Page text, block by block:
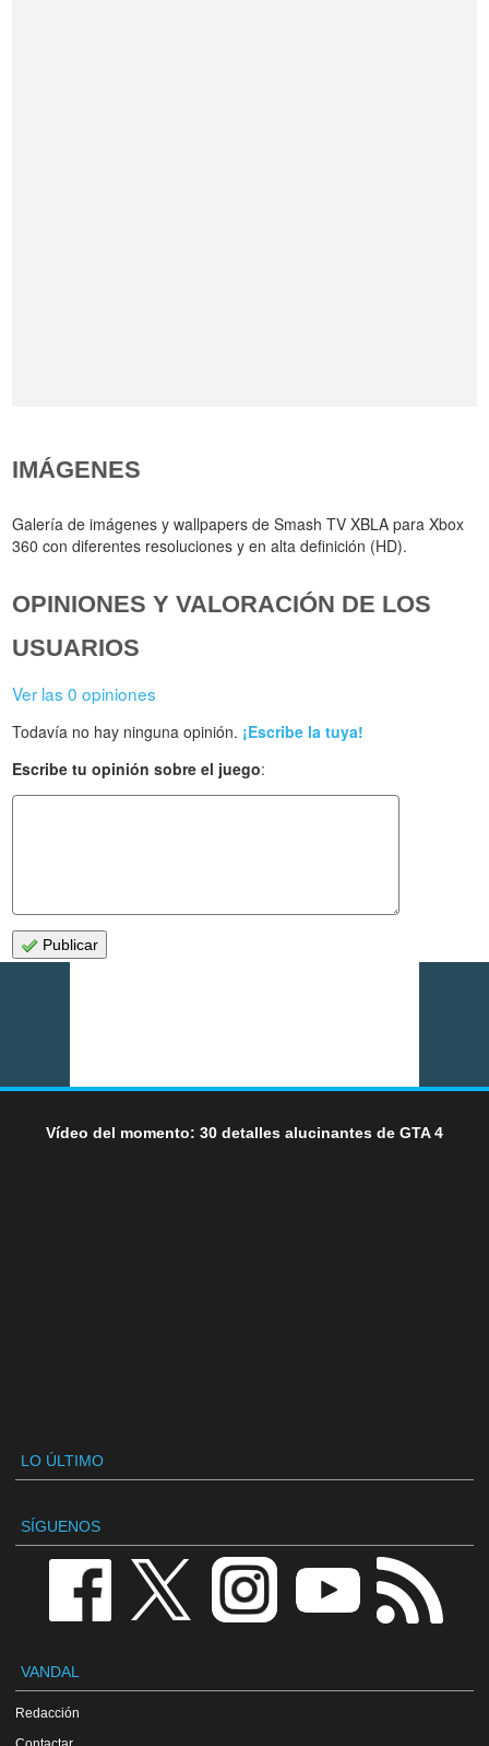
IMÁGENES
Galería de imágenes y wallpapers de Smash TV XBLA para Xbox
360 con diferentes resoluciones y en alta definición (HD).
OPINIONES Y VALORACIÓN DE LOS
USUARIOS
Ver las 0 opiniones
Todavía no hay ninguna opinión. ¡Escribe la tuya!
Escribe tu opinión sobre el juego:
Publicar
Vídeo del momento: 30 detalles alucinantes de GTA 4
LO ÚLTIMO
SÍGUENOS
VANDAL
Redacción
Contactar